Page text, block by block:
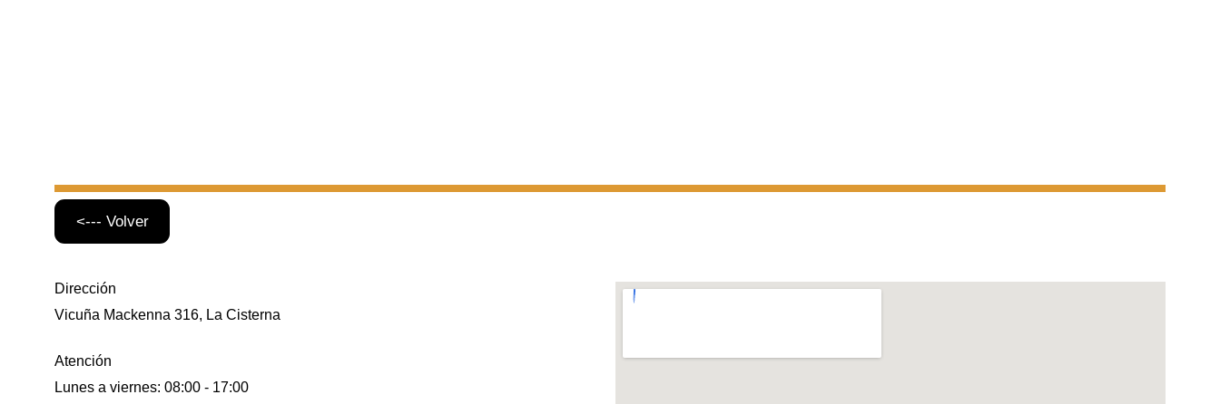
<--- Volver
Dirección
Vicuña Mackenna 316, La Cisterna
Atención
Lunes a viernes: 08:00 - 17:00